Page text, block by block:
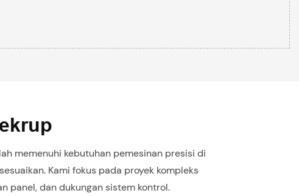
memenuhi kebutuhan pemesinan presisi di
Kami fokus pada proyek kompleks
panel, dan dukungan sistem kontrol.